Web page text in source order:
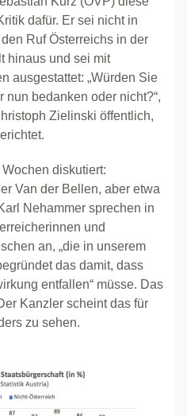
dafür. Er sei nicht in
Ruf Österreichs in der
hinaus und sei mit
ausgestattet: „Würden Sie
nun bedanken oder nicht?“,
Zielinski öffentlich,
diskutiert:
Van der Bellen, aber etwa
Nehammer sprechen in
und
an, „die in unserem
das damit, dass
entfallen“ müsse. Das
Kanzler scheint das für
zu sehen.